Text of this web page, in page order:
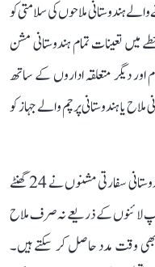
ہندوستانی ملاحوں کی سلامتی کو
میں تعینات تمام ہندوستانی مشن
دیگر متعلقہ اداروں کے ساتھ
یا ہندوستانی پرچم والے جہاز کو
رندھیر جیسوال نے بتایا کہ بیرونِ ملک موجود ہندوستانی سفارتی مشنوں نے 24 گھنٹے
لائنوں کے ذریعے نہ صرف ملاح
بھی وقت مدد حاصل کر سکتے ہیں۔